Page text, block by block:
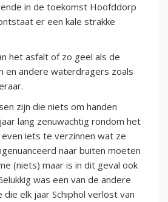
in de toekomst Hoofddorp
er een kale strakke
het asfalt of zo geel als de
en andere waterdragers zoals
zijn die niets om handen
lang zenuwachtig rondom het
iets te verzinnen wat ze
naar buiten moeten
(niets) maar is in dit geval ook
was een van de andere
elk jaar Schiphol verlost van